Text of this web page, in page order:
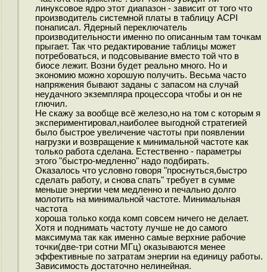
линуксовое ядро этот диапазон - зависит от того что
производитель системной платы в таблицу ACPI
понаписал. Ядерный переключатель
производительности именно по описанным там точкам
прыгает. Так что редактирование таблицы может
потребоваться, и подсовывание вместо той что в
биосе лежит. Возни будет реально много. Но и
экономию можно хорошую получить. Весьма часто
напряжения бывают заданы с запасом на случай
неудачного экземпляра процессора чтобы и он не
глючил.
Не скажу за вообще всё железо,но на том с которым я
экспериментировал,наиболее выгодной стратегией
было быстрое увеличение частоты при появлении
нагрузки и возвращение к минимальной частоте как
только работа сделана. Естественно - параметры
этого "быстро-медленно" надо подбирать.
Оказалось что условно говоря "проснуться,быстро
сделать работу, и снова спать" требует в сумме
меньше энергии чем медленно и печально долго
молотить на минимальной частоте. Минимальная
частота
хороша только когда комп совсем ничего не делает.
Хотя и поднимать частоту лучше не до самого
максимума так как именно самые верхние рабочие
точки(две-три сотни МГц) оказываются менее
эффективные по затратам энергии на единицу работы.
Зависимость достаточно нелинейная.